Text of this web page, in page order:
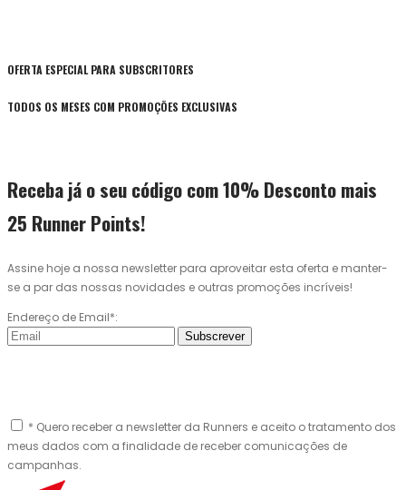
OFERTA ESPECIAL PARA SUBSCRITORES
TODOS OS MESES COM PROMOÇÕES EXCLUSIVAS
Receba já o seu código com 10% Desconto mais
25 Runner Points!
Assine hoje a nossa newsletter para aproveitar esta oferta e manter-
se a par das nossas novidades e outras promoções incríveis!
Endereço de Email*:
Subscrever
* Quero receber a newsletter da Runners e aceito o tratamento dos
meus dados com a finalidade de receber comunicações de
campanhas.